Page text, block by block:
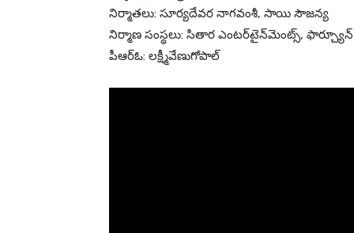
నిర్మాతలు: సూర్యదేవర నాగవంశీ, సాయి సౌజన్య
నిర్మాణ సంస్థలు: సితార ఎంటర్‌టైన్‌మెంట్స్,
పీఆర్ఓ: లక్ష్మీవేణుగోపాల్